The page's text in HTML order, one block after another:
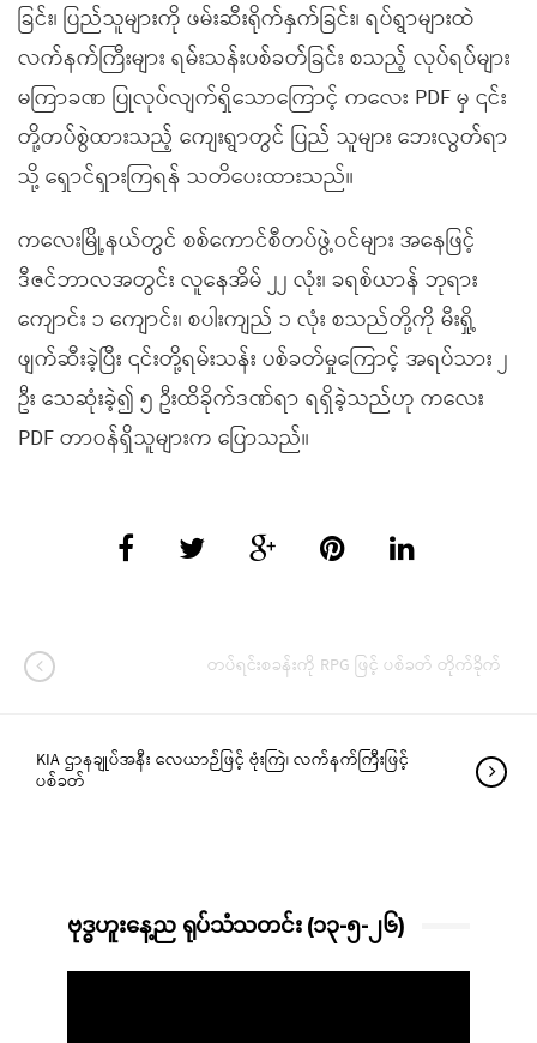
ခြင်း၊ ပြည်သူများကို ဖမ်းဆီးရိုက်နှက်ခြင်း၊ ရပ်ရွာများထဲ
လက်နက်ကြီးများ ရမ်းသန်းပစ်ခတ်ခြင်း စသည့် လုပ်ရပ်များ
မကြာခဏ ပြုလုပ်လျက်ရှိသောကြောင့် ကလေး PDF မှ ၎င်း
တို့တပ်စွဲထားသည့် ကျေးရွာတွင် ပြည် သူများ ဘေးလွတ်ရာ
သို့ ရှောင်ရှားကြရန် သတိပေးထားသည်။
ကလေးမြို့နယ်တွင် စစ်ကောင်စီတပ်ဖွဲ့ဝင်များ အနေဖြင့်
ဒီဇင်ဘာလအတွင်း လူနေအိမ် ၂၂ လုံး၊ ခရစ်ယာန် ဘုရား
ကျောင်း ၁ ကျောင်း၊ စပါးကျည် ၁ လုံး စသည်တို့ကို မီးရှို့
ဖျက်ဆီးခဲ့ပြီး ၎င်းတို့ရမ်းသန်း ပစ်ခတ်မှုကြောင့် အရပ်သား ၂
ဦး သေဆုံးခဲ့၍ ၅ ဦးထိခိုက်ဒဏ်ရာ ရရှိခဲ့သည်ဟု ကလေး
PDF တာဝန်ရှိသူများက ပြောသည်။
တပ်ရင်းစခန်းကို RPG ဖြင့် ပစ်ခတ် တိုက်ခိုက်
KIA ဌာနချုပ်အနီး လေယာဉ်ဖြင့် ဗုံးကြဲ၊ လက်နက်ကြီးဖြင့်
ပစ်ခတ်
ဗုဒ္ဓဟူးနေ့ည ရုပ်သံသတင်း (၁၃-၅-၂၆)